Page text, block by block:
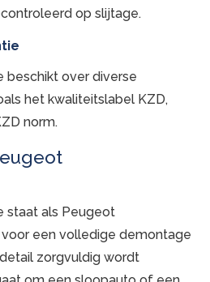
op slijtage.
beschikt over diverse
het kwaliteitslabel KZD,
norm.
staat als Peugeot
een volledige demontage
zorgvuldig wordt